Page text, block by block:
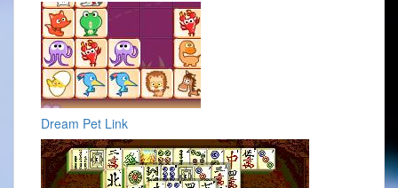
Dream Pet Link